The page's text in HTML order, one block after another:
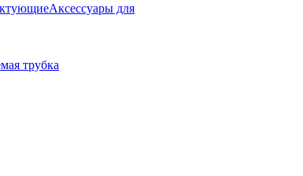
Аксессуары для
трубка